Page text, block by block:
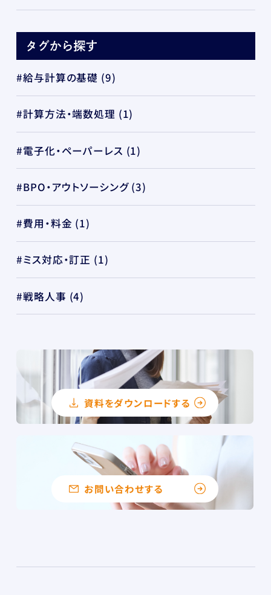
#給与計算の基礎 (9)
#計算方法・端数処理 (1)
#電子化・ペーパーレス (1)
#BPO・アウトソーシング (3)
#費用・料金 (1)
#ミス対応・訂正 (1)
#戦略人事 (4)
資料をダウンロードする
お問い合わせする